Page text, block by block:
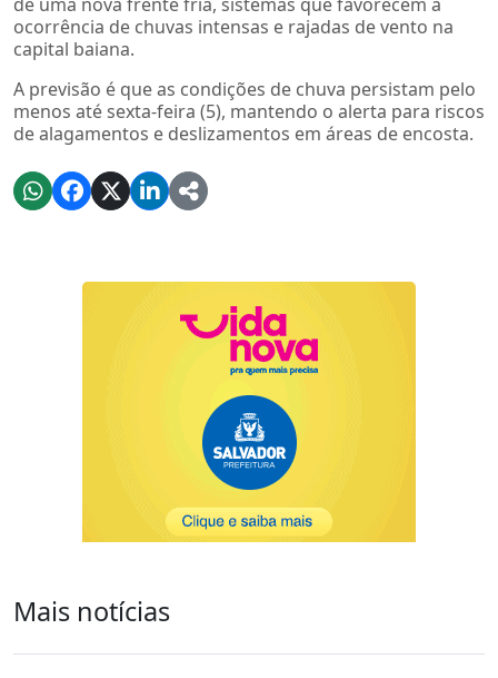
ocorrência de chuvas intensas e rajadas de vento na
capital baiana.
A previsão é que as condições de chuva persistam pelo
menos até sexta-feira (5), mantendo o alerta para riscos
de alagamentos e deslizamentos em áreas de encosta.
Mais notícias